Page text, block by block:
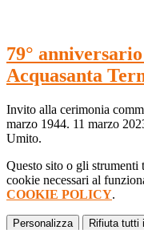
79°
Acquasanta
Invito alla cerimonia
marzo 1944. 11 marzo
Umito.
Questo sito o gli strumenti
cookie necessari al
COOKIE POLICY.
Personalizza Rifiuta tutti